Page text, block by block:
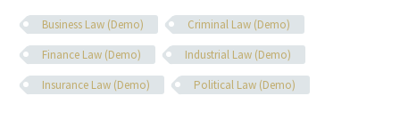
Business Law (Demo)
Criminal Law (Demo)
Finance Law (Demo)
Industrial Law (Demo)
Insurance Law (Demo)
Political Law (Demo)